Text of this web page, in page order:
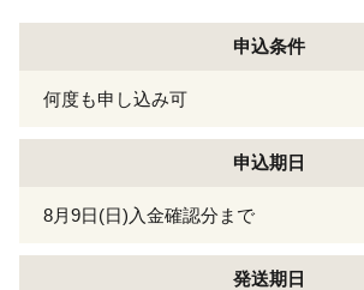
申込条件
何度も申し込み可
申込期日
8月9日(日)入金確認分まで
発送期日